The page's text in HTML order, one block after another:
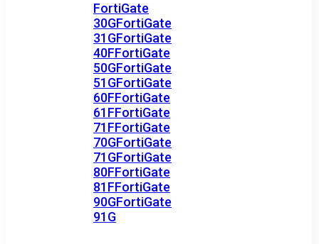
FortiGate
30GFortiGate
31GFortiGate
40FFortiGate
50GFortiGate
51GFortiGate
60FFortiGate
61FFortiGate
71FFortiGate
70GFortiGate
71GFortiGate
80FFortiGate
81FFortiGate
90GFortiGate
91G